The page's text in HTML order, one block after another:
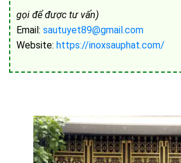
gọi để được tư vấn)
Email: sautuyet89@gmail.com
Website: https://inoxsauphat.com/